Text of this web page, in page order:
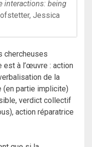
interactions: being
Jessica
chercheuses
est à l’œuvre : action
de la
(en partie implicite)
verdict collectif
action réparatrice